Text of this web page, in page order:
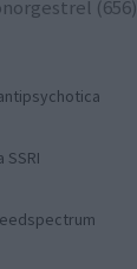
(656)